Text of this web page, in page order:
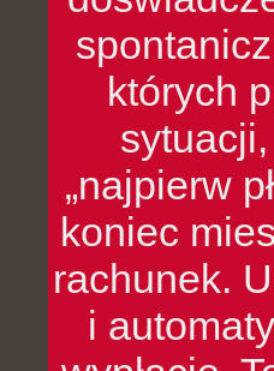
których
„najpierw
koniec
rachunek.
i